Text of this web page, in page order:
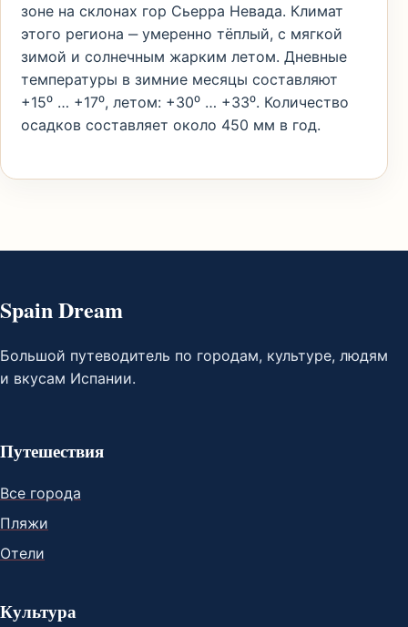
зоне на склонах гор Сьерра Невада. Климат
этого региона ‒ умеренно тёплый, с мягкой
зимой и солнечным жарким летом. Дневные
температуры в зимние месяцы составляют
+15⁰ … +17⁰, летом: +30⁰ … +33⁰. Количество
осадков составляет около 450 мм в год.
Spain Dream
Большой путеводитель по городам, культуре, людям
и вкусам Испании.
Путешествия
Все города
Пляжи
Отели
Культура